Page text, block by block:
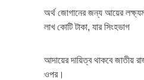
অর্থ জোগানের জন্য আয়ের
লাখ কোটি টাকা, যার সিংহভাগ
আদায়ের দায়িত্ব থাকবে জাতীয়
ওপর।